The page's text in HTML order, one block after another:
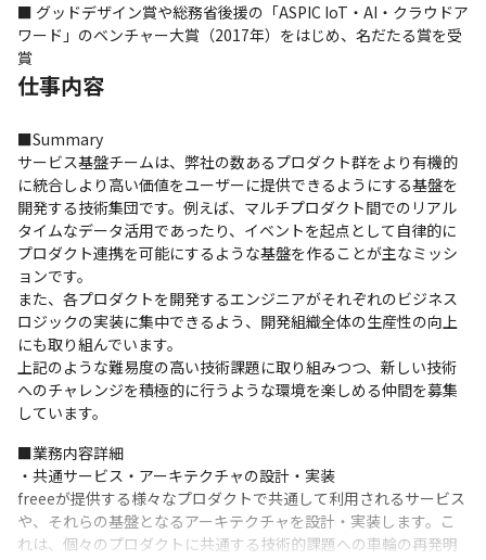
■ グッドデザイン賞や総務省後援の「ASPIC IoT・AI・クラウドア
ワード」のベンチャー大賞（2017年）をはじめ、名だたる賞を受
賞
仕事内容
■Summary
サービス基盤チームは、弊社の数あるプロダクト群をより有機的
に統合しより高い価値をユーザーに提供できるようにする基盤を
開発する技術集団です。例えば、マルチプロダクト間でのリアル
タイムなデータ活用であったり、イベントを起点として自律的に
プロダクト連携を可能にするような基盤を作ることが主なミッシ
ョンです。
また、各プロダクトを開発するエンジニアがそれぞれのビジネス
ロジックの実装に集中できるよう、開発組織全体の生産性の向上
にも取り組んでいます。
上記のような難易度の高い技術課題に取り組みつつ、新しい技術
へのチャレンジを積極的に行うような環境を楽しめる仲間を募集
しています。
■業務内容詳細
・共通サービス・アーキテクチャの設計・実装
freeeが提供する様々なプロダクトで共通して利用されるサービス
や、それらの基盤となるアーキテクチャを設計・実装します。こ
れは、個々のプロダクトに共通する技術的課題への車輪の再発明